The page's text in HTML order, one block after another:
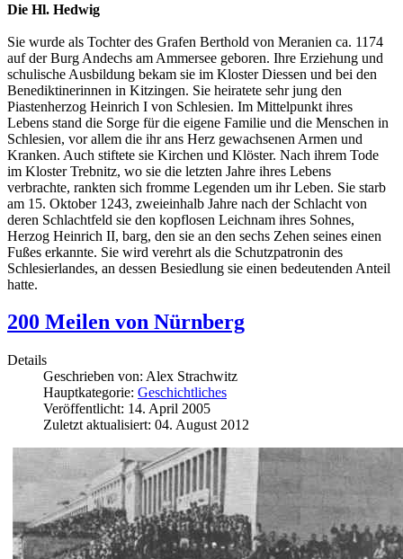
Die Hl. Hedwig
Sie wurde als Tochter des Grafen Berthold von Meranien ca. 1174
auf der Burg Andechs am Ammersee geboren. Ihre Erziehung und
schulische Ausbildung bekam sie im Kloster Diessen und bei den
Benediktinerinnen in Kitzingen. Sie heiratete sehr jung den
Piastenherzog Heinrich I von Schlesien. Im Mittelpunkt ihres
Lebens stand die Sorge für die eigene Familie und die Menschen in
Schlesien, vor allem die ihr ans Herz gewachsenen Armen und
Kranken. Auch stiftete sie Kirchen und Klöster. Nach ihrem Tode
im Kloster Trebnitz, wo sie die letzten Jahre ihres Lebens
verbrachte, rankten sich fromme Legenden um ihr Leben. Sie starb
am 15. Oktober 1243, zweieinhalb Jahre nach der Schlacht von
deren Schlachtfeld sie den kopflosen Leichnam ihres Sohnes,
Herzog Heinrich II, barg, den sie an den sechs Zehen seines einen
Fußes erkannte. Sie wird verehrt als die Schutzpatronin des
Schlesierlandes, an dessen Besiedlung sie einen bedeutenden Anteil
hatte.
200 Meilen von Nürnberg
Details
Geschrieben von: Alex Strachwitz
Hauptkategorie: Geschichtliches
Veröffentlicht: 14. April 2005
Zuletzt aktualisiert: 04. August 2012